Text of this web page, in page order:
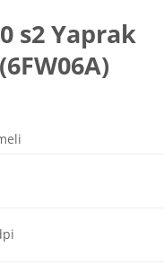
s2 Yaprak